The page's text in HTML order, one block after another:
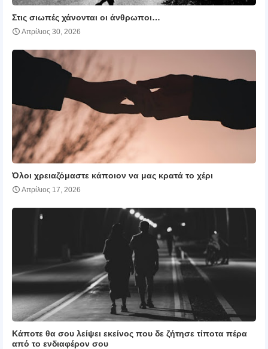
Στις σιωπές χάνονται οι άνθρωποι…
Απρίλιος 30, 2026
Όλοι χρειαζόμαστε κάποιον να μας κρατά το χέρι
Απρίλιος 17, 2026
Κάποτε θα σου λείψει εκείνος που δε ζήτησε τίποτα πέρα
από το ενδιαφέρον σου